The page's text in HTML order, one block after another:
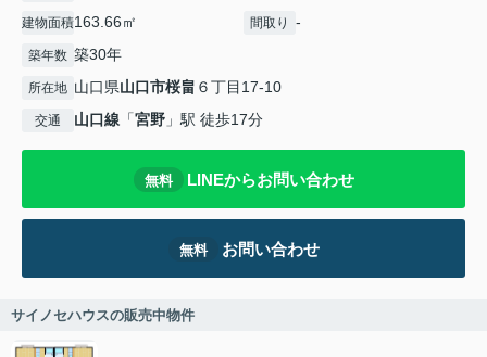
建物面積163.66㎡ 間取り -
築年数 築30年
所在地 山口県山口市桜畠 ６丁目17-10
交通 山口線 「宮野 」駅 徒歩17分
無料 LINEからお問い合わせ
無料 お問い合わせ
サイノセハウスの販売中物件